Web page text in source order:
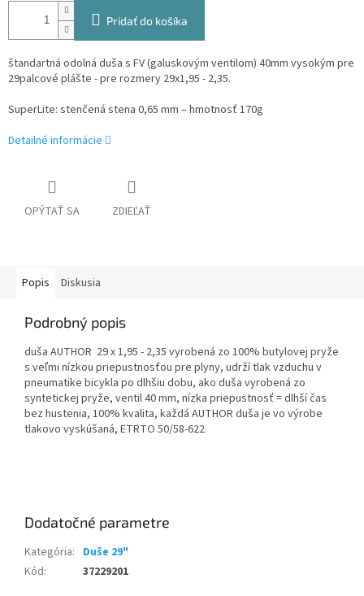
Pridať do košíka
štandartná odolná duša s FV (galuskovým ventilom) 40mm vysokým pre
29palcové plášte - pre rozmery 29x1,95 - 2,35.
SuperLite: stenčená stena 0,65 mm – hmotnosť 170g
Detailné informácie
OPÝTAŤ SA ZDIEĽAŤ
Popis Diskusia
Podrobný popis
duša AUTHOR 29 x 1,95 - 2,35 vyrobená zo 100% butylovej pryže
s veľmi nízkou priepustnosťou pre plyny, udrží tlak vzduchu v
pneumatike bicykla po dlhšiu dobu, ako duša vyrobená zo
syntetickej pryže, ventil 40 mm, nízka priepustnosť = dlhší čas
bez hustenia, 100% kvalita, každá AUTHOR duša je vo výrobe
tlakovo vyskúšaná, ETRTO 50/58-622
Dodatočné parametre
Kategória: Duše 29"
Kód: 37229201